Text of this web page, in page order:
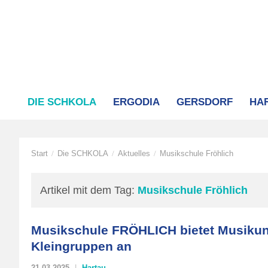
DIE SCHKOLA ERGODIA GERSDORF
Start / Die SCHKOLA / Aktuelles / Musikschule Fröhlich
Artikel mit dem Tag: Musikschule Fröhlich
Musikschule FRÖHLICH bietet
Kleingruppen an